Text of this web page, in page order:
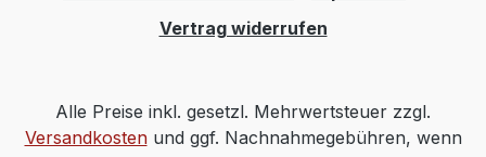
Vertrag widerrufen
Alle Preise inkl. gesetzl. Mehrwertsteuer zzgl.
Versandkostenund ggf. Nachnahmegebühren, wenn